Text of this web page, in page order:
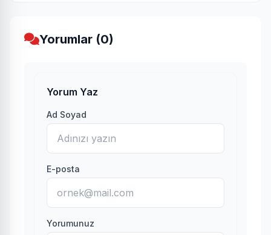
Yorumlar (0)
Yorum Yaz
Ad Soyad
E-posta
Yorumunuz